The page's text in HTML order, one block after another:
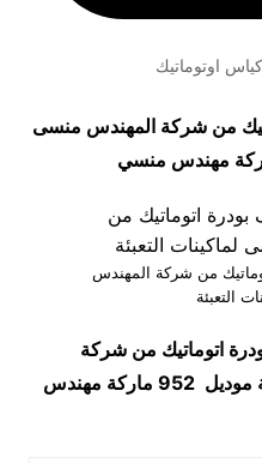
اوتوماتيك
من شركة المهندس منسى
من شركة المهندس
التعبئة
اتوماتيك من شركة
موديل 952 ماركة مهندس